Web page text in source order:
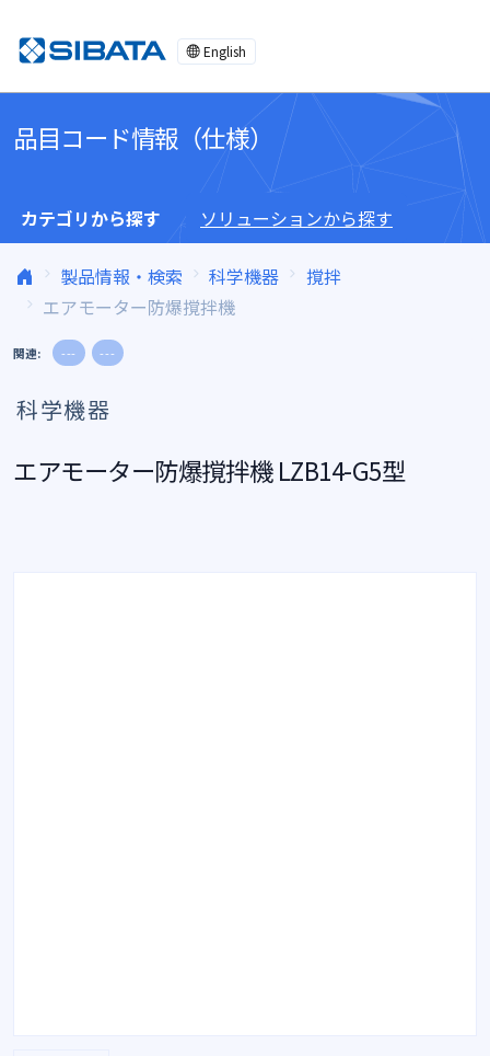
English
品目コード情報（仕様）
カテゴリから探す ソリューションから探す
製品情報・検索 科学機器
撹拌
エアモーター防爆撹拌機
関連: --- ---
科学機器
エアモーター防爆撹拌機 LZB14-G5型